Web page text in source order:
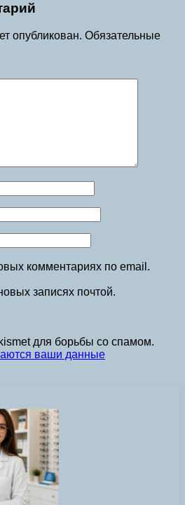
опубликован. Обязательные
комментариях по email.
записях почтой.
для борьбы со спамом.
ваши данные